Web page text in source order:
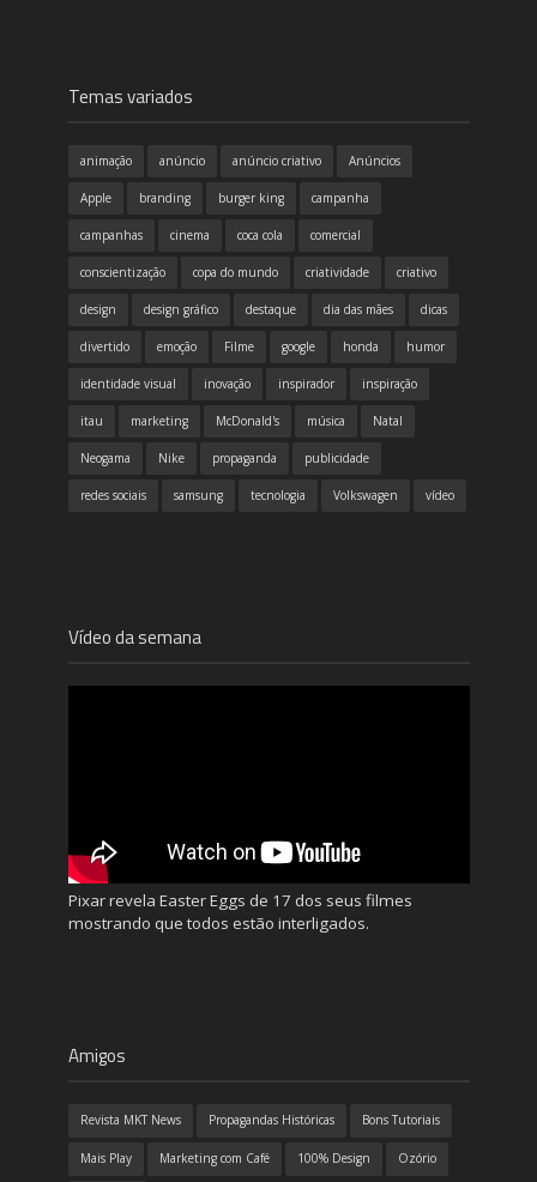
Temas variados
animação anúncio anúncio criativo Anúncios
Apple branding burger king campanha
campanhas cinema coca cola comercial
conscientização copa do mundo criatividade criativo
design design gráfico destaque dia das mães dicas
divertido emoção Filme google honda humor
identidade visual inovação inspirador inspiração
itau marketing McDonald's música Natal
Neogama Nike propaganda publicidade
redes sociais samsung tecnologia Volkswagen vídeo
Vídeo da semana
Pixar revela Easter Eggs de 17 dos seus filmes
mostrando que todos estão interligados.
Amigos
Revista MKT News Propagandas Históricas Bons Tutoriais
Mais Play Marketing com Café 100% Design Ozório